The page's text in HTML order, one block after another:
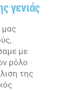
γενιάς
με
ρόλο
της